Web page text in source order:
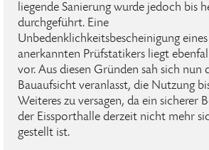
liegende Sanierung wurde jedoch bis
durchgeführt. Eine
Unbedenklichkeitsbescheinigung
anerkannten Prüfstatikers liegt
vor. Aus diesen Gründen sah sich nun
Bauaufsicht veranlasst, die Nutzung
Weiteres zu versagen, da ein sicherer
der Eissporthalle derzeit nicht mehr
gestellt ist.